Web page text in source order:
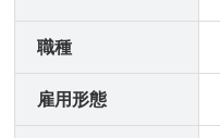
職種
雇用形態